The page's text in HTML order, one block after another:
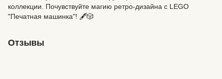
коллекции. Почувствуйте магию ретро-дизайна с LEGO
"Печатная машинка"! 🖋️🎲
Отзывы